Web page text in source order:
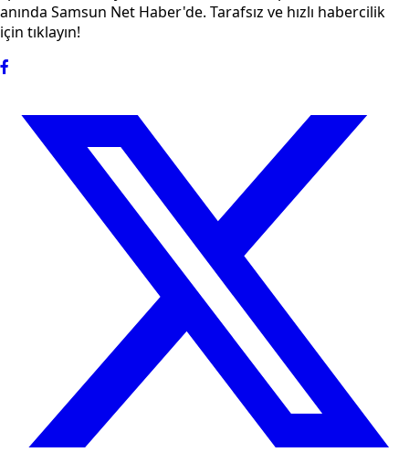
anında Samsun Net Haber'de. Tarafsız ve hızlı habercilik
için tıklayın!